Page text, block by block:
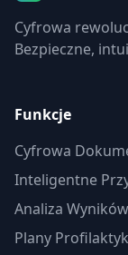
Cyfrowa
Bezpieczne,
Funkcje
Cyfrowa
Inteligentne
Analiza Wyników
Plany